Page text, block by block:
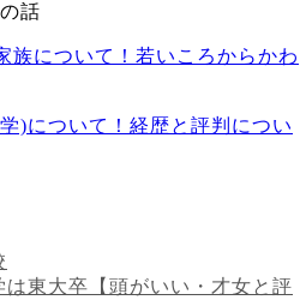
話
族について！若いころからかわ
)について！経歴と評判につい
は東大卒【頭がいい・才女と評